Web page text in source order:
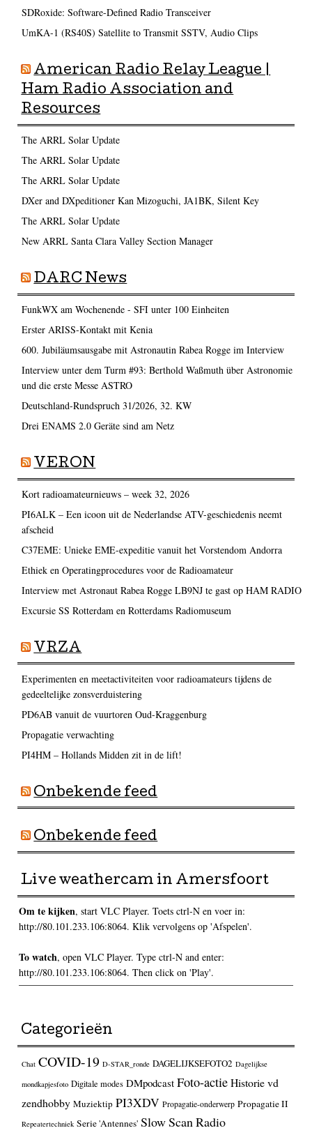
SDRoxide: Software-Defined Radio Transceiver
UmKA-1 (RS40S) Satellite to Transmit SSTV, Audio Clips
American Radio Relay League |
Ham Radio Association and
Resources
The ARRL Solar Update
The ARRL Solar Update
The ARRL Solar Update
DXer and DXpeditioner Kan Mizoguchi, JA1BK, Silent Key
The ARRL Solar Update
New ARRL Santa Clara Valley Section Manager
DARC News
FunkWX am Wochenende - SFI unter 100 Einheiten
Erster ARISS-Kontakt mit Kenia
600. Jubiläumsausgabe mit Astronautin Rabea Rogge im Interview
Interview unter dem Turm #93: Berthold Waßmuth über Astronomie
und die erste Messe ASTRO
Deutschland-Rundspruch 31/2026, 32. KW
Drei ENAMS 2.0 Geräte sind am Netz
VERON
Kort radioamateurnieuws – week 32, 2026
PI6ALK – Een icoon uit de Nederlandse ATV-geschiedenis neemt
afscheid
C37EME: Unieke EME-expeditie vanuit het Vorstendom Andorra
Ethiek en Operatingprocedures voor de Radioamateur
Interview met Astronaut Rabea Rogge LB9NJ te gast op HAM RADIO
Excursie SS Rotterdam en Rotterdams Radiomuseum
VRZA
Experimenten en meetactiviteiten voor radioamateurs tijdens de
gedeeltelijke zonsverduistering
PD6AB vanuit de vuurtoren Oud-Kraggenburg
Propagatie verwachting
PI4HM – Hollands Midden zit in de lift!
Onbekende feed
Onbekende feed
Live weathercam in Amersfoort
Om te kijken, start VLC Player. Toets ctrl-N en voer in:
http://80.101.233.106:8064. Klik vervolgens op 'Afspelen'.
To watch, open VLC Player. Type ctrl-N and enter:
http://80.101.233.106:8064. Then click on 'Play'.
Categorieën
Chat COVID-19 D-STAR_ronde DAGELIJKSEFOTO2 Dagelijkse
mondkapjesfoto Digitale modes DMpodcast Foto-actieHistorie vd
zendhobby Muziektip PI3XDV Propagatie-onderwerp Propagatie II
Repeatertechniek Serie 'Antennes' Slow Scan Radio